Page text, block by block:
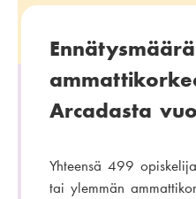
Arcadasta
Yhteensä 499
tai ylemmän